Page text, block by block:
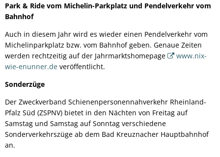
Park & Ride vom Michelin-Parkplatz und Pendelverkehr vom
Bahnhof
Auch in diesem Jahr wird es wieder einen Pendelverkehr vom
Michelinparkplatz bzw. vom Bahnhof geben. Genaue Zeiten
werden rechtzeitig auf der Jahrmarktshomepage
www.nix-
wie-enunner.de veröffentlicht.
Sonderzüge
Der Zweckverband Schienenpersonennahverkehr Rheinland-
Pfalz Süd (ZSPNV) bietet in den Nächten von Freitag auf
Samstag und Samstag auf Sonntag verschiedene
Sonderverkehrszüge ab dem Bad Kreuznacher Hauptbahnhof
an.